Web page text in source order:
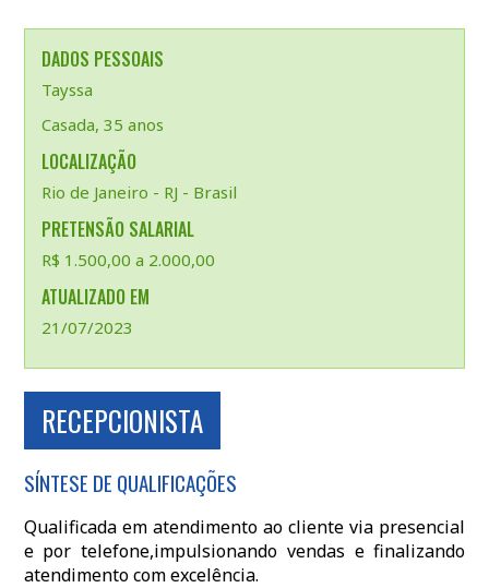
DADOS PESSOAIS
Tayssa
Casada, 35 anos
LOCALIZAÇÃO
Rio de Janeiro - RJ - Brasil
PRETENSÃO SALARIAL
R$ 1.500,00 a 2.000,00
ATUALIZADO EM
21/07/2023
RECEPCIONISTA
SÍNTESE DE QUALIFICAÇÕES
Qualificada em atendimento ao cliente via presencial
e por telefone,impulsionando vendas e finalizando
atendimento com excelência.